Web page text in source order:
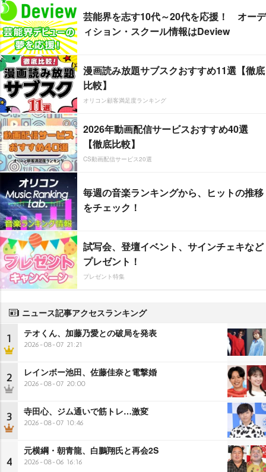
芸能界を志す10代～20代を応援！ オーデ
ィション・スクール情報はDeview
漫画読み放題サブスクおすすめ11選【徹底
比較】
オリコン顧客満足度ランキング
2026年動画配信サービスおすすめ40選
【徹底比較】
CS動画配信サービス20選
毎週の音楽ランキングから、ヒットの推移
をチェック！
試写会、登壇イベント、サインチェキなど
プレゼント！
プレゼント特集
ニュース記事アクセスランキング
1 テオくん、加藤乃愛との破局を発表
2026-08-07 21:21
2 レインボー池田、佐藤佳奈と電撃婚
2026-08-07 20:00
3 寺田心、ジム通いで筋トレ…激変
2026-08-07 10:46
4
元横綱・朝青龍、白鵬翔氏と再会2S
2026-08-06 16:16